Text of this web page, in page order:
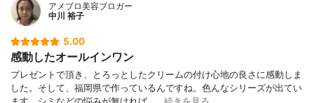
アメブロ美容ブロガー
中川 裕子
5.00
感動したオールインワン
プレゼントで頂き、とろっとしたクリームの付け心地の良さに感動しま
した。そして、福岡県で作っているんですね。色んなシリーズが出てい